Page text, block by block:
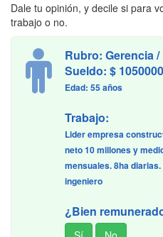
Dale tu opinión, y decile si para
trabajo o no.
Rubro: Gerencia
Sueldo: $
Edad: 55 años
Trabajo:
Lider empresa
neto 10 millones y
mensuales. 8ha
ingeniero
¿Bien